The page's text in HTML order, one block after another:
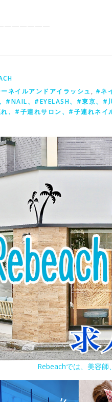
ネイルアンドアイラッシュ , #ネ
#NAIL、#EYELASH、#東京、#
、#子連れサロン、#子連れネイ
Rebeachでは、美容